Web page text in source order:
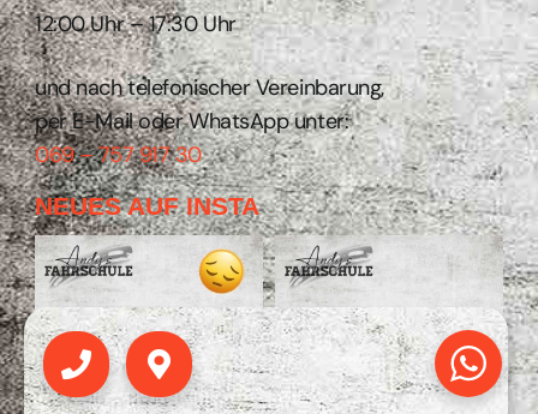
12:00 Uhr – 17:30 Uhr
und nach telefonischer Vereinbarung,
per E-Mail oder WhatsApp unter:
069 – 757 917 30
NEUES AUF INSTA
PhoneMap-
marker-
alt